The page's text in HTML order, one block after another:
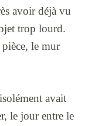
avoir déjà vu
trop lourd.
pièce, le mur
avait
le jour entre le